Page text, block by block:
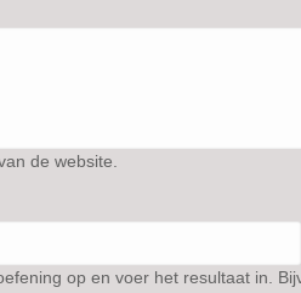
de website.
op en voer het resultaat in.